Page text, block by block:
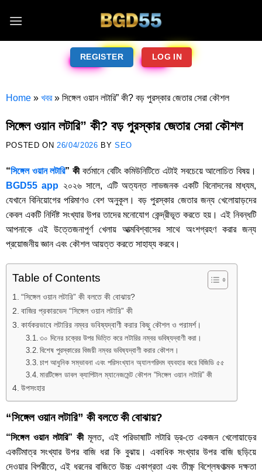
REGISTER LOG IN
Home» খবর» সিঙ্গেল ওয়ান লটারি” কী? বড় পুরস্কার জেতার সেরা কৌশল
সিঙ্গেল ওয়ান লটারি” কী? বড় পুরস্কার জেতার সেরা কৌশল
POSTED ON 26/04/2026 BYSEO
“সিঙ্গেল ওয়ান লটারি” কী বর্তমানে বেটিং কমিউনিটিতে এটাই সবচেয়ে আলোচিত বিষয়।
BGD55 app ২০২৬ সালে, এটি অত্যন্ত লাভজনক একটি বিনোদনের মাধ্যম,
যেখানে বিনিয়োগের পরিমাণও বেশ অনুকূল। বড় পুরস্কার জেতার জন্য খেলোয়াড়দের
কেবল একটি নির্দিষ্ট সংখ্যার উপর তাদের মনোযোগ কেন্দ্রীভূত করতে হয়। এই নিবন্ধটি
আপনাকে এই উত্তেজনাপূর্ণ খেলায় আত্মবিশ্বাসের সাথে অংশগ্রহণ করার জন্য
প্রয়োজনীয় জ্ঞান এবং কৌশল আয়ত্ত করতে সাহায্য করবে।
Table of Contents
“সিঙ্গেল ওয়ান লটারি” কী বলতে কী বোঝায়?
বাজির প্রকারভেদ “সিঙ্গেল ওয়ান লটারি” কী
কার্যকরভাবে লটারির নম্বর ভবিষ্যদ্বাণী করার কিছু কৌশল ও পরামর্শ।
৩০ দিনের চক্রের উপর ভিত্তি করে লটারির নম্বর ভবিষ্যদ্বাণী করা।
বিশেষ পুরস্কারের বিজয়ী নম্বর ভবিষ্যদ্বাণী করার কৌশল।
চাপ আধুনিক সম্ভাবনা এবং পরিসংখ্যান অ্যালগরিদম ব্যবহার করে বিজিডি ৫৫
মারটিঙ্গেল ডাবল ক্যাপিটাল ম্যানেজমেন্ট কৌশল “সিঙ্গেল ওয়ান লটারি” কী
উপসংহার
“সিঙ্গেল ওয়ান লটারি” কী বলতে কী বোঝায়?
“সিঙ্গেল ওয়ান লটারি” কীমূলত, এই পরিভাষাটি লটারি ড্র-তে একজন খেলোয়াড়ের
একটিমাত্র সংখ্যার উপর বাজি ধরা কি বুঝায়। একাধিক সংখ্যার উপর বাজি ছড়িয়ে
দেওয়ার বিপরীতে, এই ধরনের বাজিতে উচ্চ একাগ্রতা এবং তীক্ষ্ণ বিশ্লেষণাত্মক দক্ষতা